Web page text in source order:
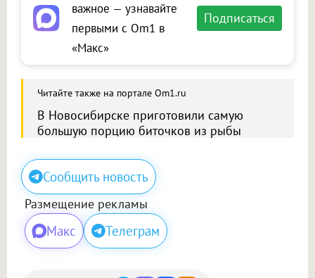
важное — узнавайте
первыми с Om1 в
«Макс»
Подписаться
Читайте также на портале Om1.ru
В Новосибирске приготовили самую
большую порцию биточков из рыбы
Сообщить новость
Размещение рекламы
Макс Телеграм